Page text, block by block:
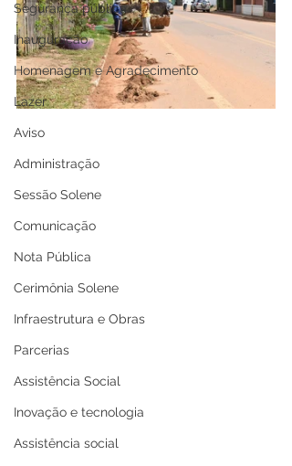
Segurança pública
Inauguração
Homenagem e Agradecimento
Lazer
Aviso
Administração
Sessão Solene
Comunicação
Nota Pública
Cerimônia Solene
Infraestrutura e Obras
Parcerias
Assistência Social
Inovação e tecnologia
Assistência social